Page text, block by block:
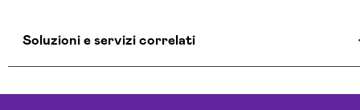
Soluzioni e servizi correlati
Aziende Intelligenza Artificiale Cuneo